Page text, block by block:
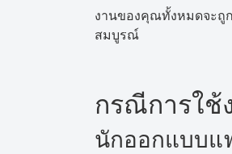
งานของคุณทั้งหมดจะถู
สมบูรณ์
กรณีการใช้
นักออกแบบ